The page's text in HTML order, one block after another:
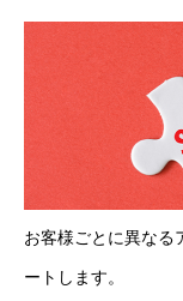
お客様ごとに異なる
ートします。